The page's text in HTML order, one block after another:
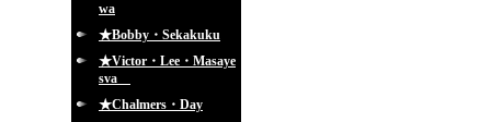
wa
★Bobby・Sekakuku
★Victor・Lee・Masaye
sva
★Chalmers・Day